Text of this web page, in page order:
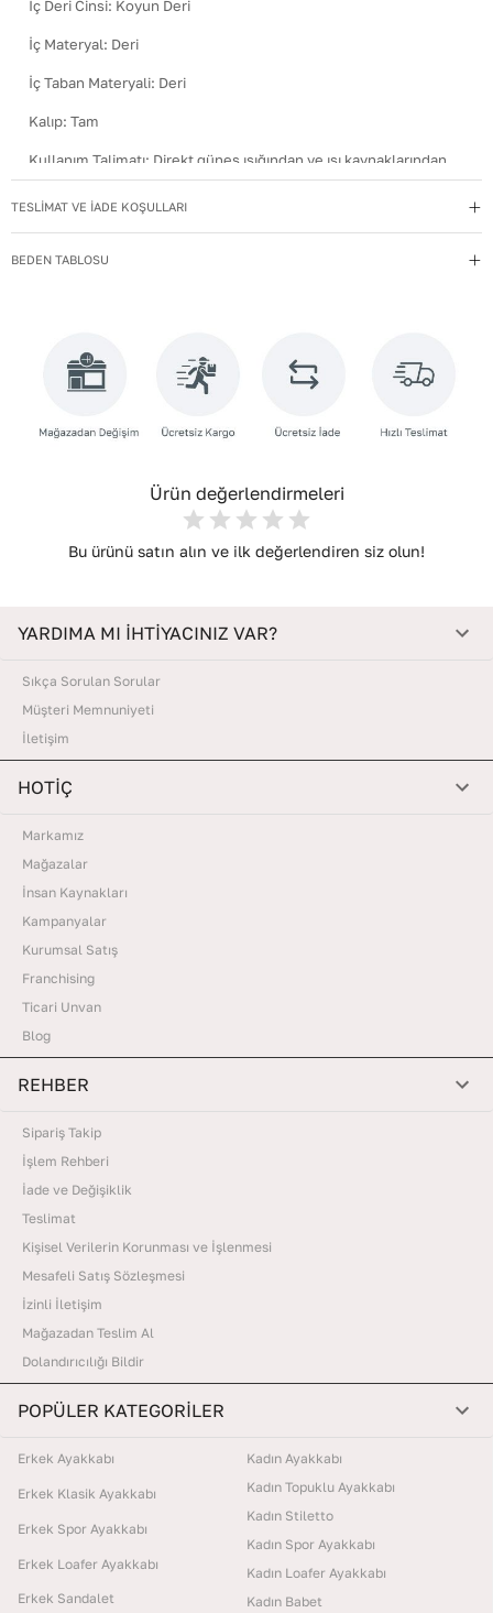
İç Deri Cinsi: Koyun Deri
İç Materyal: Deri
İç Taban Materyali: Deri
Kalıp: Tam
Kullanım Talimatı: Direkt güneş ışığından ve ısı kaynaklarından
uzak tutun.
Hakiki Deri
Menşei:Türkiye
Topuk Tipi:İnce Topuklu
arındırın. Hafif nemli bezle silin, doğal olarak kurumasını
TESLİMAT VE İADE KOŞULLARI
BEDEN TABLOSU
Ürün değerlendirmeleri
Bu ürünü satın alın ve ilk değerlendiren siz olun!
YARDIMA MI İHTİYACINIZ VAR?
Sıkça Sorulan Sorular
Müşteri Memnuniyeti
İletişim
HOTİÇ
Markamız
Mağazalar
İnsan Kaynakları
Kampanyalar
Kurumsal Satış
Franchising
Ticari Unvan
Blog
REHBER
Sipariş Takip
İşlem Rehberi
İade ve Değişiklik
Teslimat
Kişisel Verilerin Korunması ve İşlenmesi
Mesafeli Satış Sözleşmesi
İzinli İletişim
Mağazadan Teslim Al
Dolandırıcılığı Bildir
POPÜLER KATEGORİLER
Erkek Ayakkabı
Erkek Klasik Ayakkabı
Erkek Spor Ayakkabı
Erkek Loafer Ayakkabı
Erkek Sandalet
Kadın Ayakkabı
Kadın Topuklu Ayakkabı
Kadın Stiletto
Kadın Spor Ayakkabı
Kadın Loafer Ayakkabı
Kadın Babet